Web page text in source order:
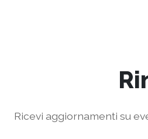
Ricevi aggiornamenti su